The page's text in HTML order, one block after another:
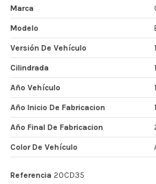
Marca
Modelo
Versión De Vehículo
Cilindrada
Año Vehículo
Año Inicio De Fabricacion
Año Final De Fabricacion
Color De Vehículo
Referencia 20CD35